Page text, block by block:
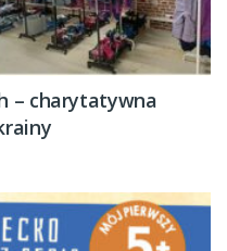
– charytatywna